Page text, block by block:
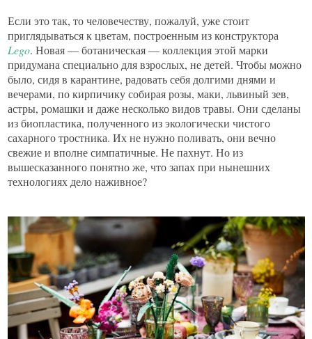
Если это так, то человечеству, пожалуй, уже стоит
приглядываться к цветам, построенным из конструктора
Lego. Новая — ботаническая — коллекция этой марки
придумана специально для взрослых, не детей. Чтобы можно
было, сидя в карантине, радовать себя долгими днями и
вечерами, по кирпичику собирая розы, маки, львиный зев,
астры, ромашки и даже несколько видов травы. Они сделаны
из биопластика, полученного из экологически чистого
сахарного тростника. Их не нужно поливать, они вечно
свежие и вполне симпатичные. Не пахнут. Но из
вышесказанного понятно же, что запах при нынешних
технологиях дело наживное?